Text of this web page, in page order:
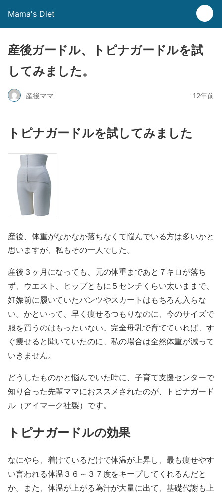
Mama's Diet
産後ガードル、トピナガードルを試
してみました。
産後ママ 12年前
トピナガードルを試してみました
産後、体重がなかなか落ちなくて悩んでいる方は多いかと
思いますが、私もその一人でした。
産後３ヶ月になっても、元の体重まであと７キロが落ち
ず、ウエスト、ヒップともに５センチくらい太いままで、
妊娠前に履いていたパンツやスカートはもちろん入らな
い。かといって、早く痩せるつもりなのに、今のサイズで
服を買うのはもったいない。完全母乳で育てていれば、す
ぐ痩せると聞いていたのに、私の場合は全然体重が減って
いきません。
どうしたものかと悩んでいた時に、子育て支援センターで
知り合った先輩ママにおススメされたのが、トピナガード
ル（アイマーク社製）です。
トピナガードルの効果
なにやら、着けているだけで体温が上昇し、最も痩せやす
い言われる体温３６～３７度をキープしてくれるんだと
か。また、体温が上がる為汗が大量に出て、基礎代謝も上